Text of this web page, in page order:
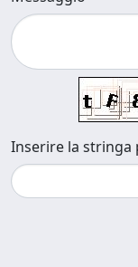
Inserire la stringa